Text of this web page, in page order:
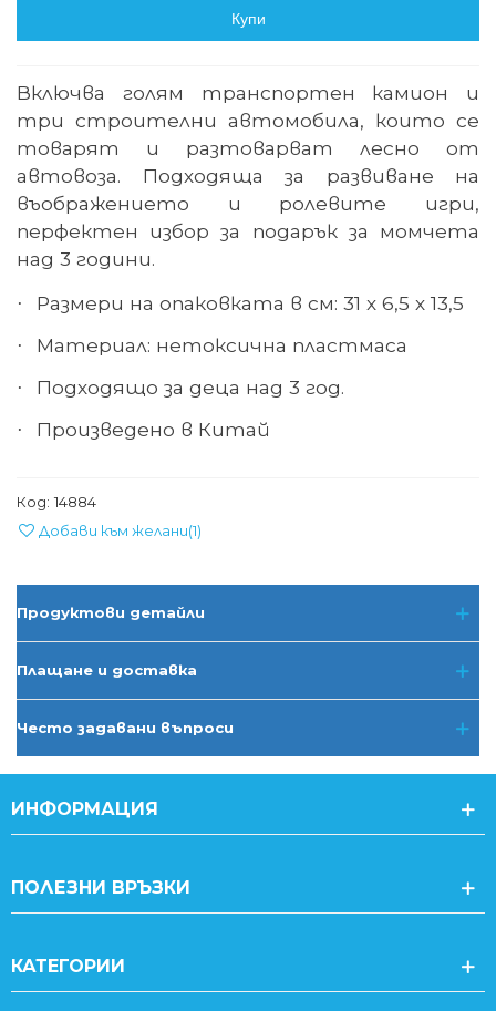
Купи
Включва голям транспортен камион и
три строителни автомобила, които се
товарят и разтоварват лесно от
автовоза. Подходяща за развиване на
въображението и ролевите игри,
перфектен избор за подарък за момчета
над 3 години.
· Размери на опаковката в см: 31 х 6,5 х 13,5
· Материал: нетоксична пластмаса
· Подходящо за деца над 3 год.
· Произведено в Китай
Код: 14884
Добави към желани(1)
Продуктови детайли
Плащане и доставка
Често задавани въпроси
ИНФОРМАЦИЯ
ПОЛЕЗНИ ВРЪЗКИ
КАТЕГОРИИ